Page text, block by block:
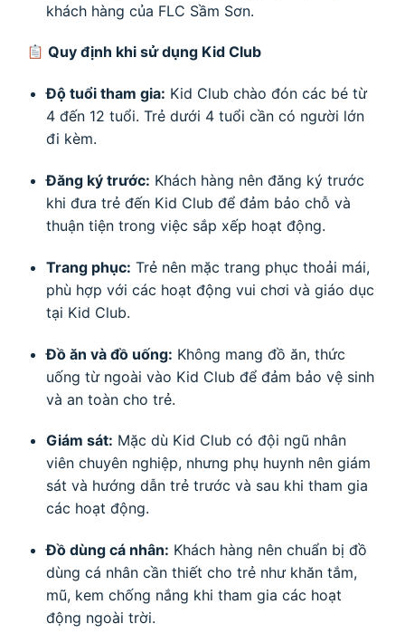
khách hàng của FLC Sầm Sơn.
Quy định khi sử dụng Kid Club
Độ tuổi tham gia: Kid Club chào đón các bé từ
4 đến 12 tuổi. Trẻ dưới 4 tuổi cần có người lớn
đi kèm.
Đăng ký trước: Khách hàng nên đăng ký trước
khi đưa trẻ đến Kid Club để đảm bảo chỗ và
thuận tiện trong việc sắp xếp hoạt động.
Trang phục: Trẻ nên mặc trang phục thoải mái,
phù hợp với các hoạt động vui chơi và giáo dục
tại Kid Club.
Đồ ăn và đồ uống: Không mang đồ ăn, thức
uống từ ngoài vào Kid Club để đảm bảo vệ sinh
và an toàn cho trẻ.
Giám sát: Mặc dù Kid Club có đội ngũ nhân
viên chuyên nghiệp, nhưng phụ huynh nên giám
sát và hướng dẫn trẻ trước và sau khi tham gia
các hoạt động.
Đồ dùng cá nhân: Khách hàng nên chuẩn bị đồ
dùng cá nhân cần thiết cho trẻ như khăn tắm,
mũ, kem chống nắng khi tham gia các hoạt
động ngoài trời.